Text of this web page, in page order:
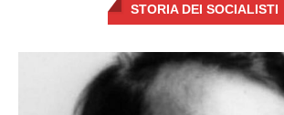
STORIA DEI SOCIALISTI